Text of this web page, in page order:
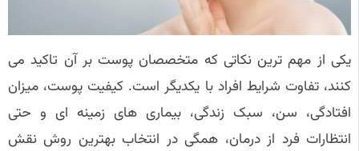
یکی از مهم ترین نکاتی که متخصصان پوست بر آن تاکید می
کنند، تفاوت شرایط افراد با یکدیگر است. کیفیت پوست، میزان
افتادگی، سن، سبک زندگی، بیماری های زمینه ای و حتی
انتظارات فرد از درمان، همگی در انتخاب بهترین روش نقش